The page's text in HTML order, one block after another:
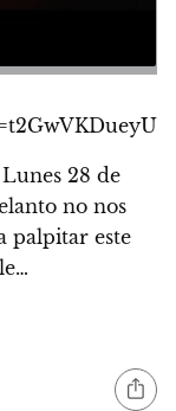
Lunes 28 de
no nos
palpitar este